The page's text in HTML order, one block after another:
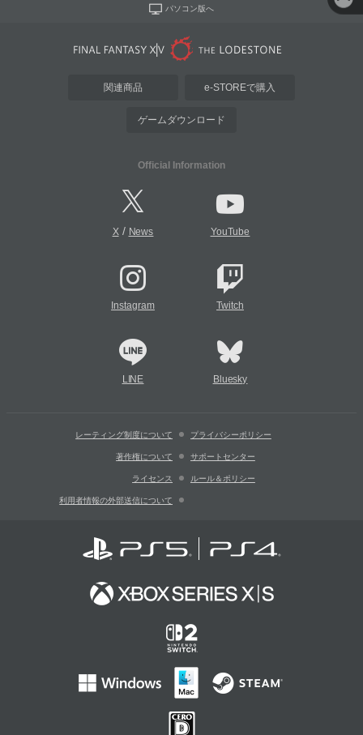
パソコン版へ
関連商品 e-STOREで購入
ゲームダウンロード
Official Information
X/ News YouTube
Instagram Twitch
LINE Bluesky
レーティング制度について プライバシーポリシー
著作権について サポートセンター
ライセンス ルール＆ポリシー
利用者情報の外部送信について